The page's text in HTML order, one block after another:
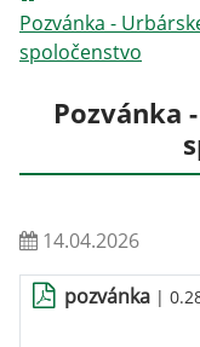
Pozvánka -
spoločenstvo
Pozvánka
14.04.2026
pozvánka |